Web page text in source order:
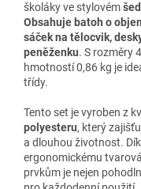
školáky ve stylovém
Obsahuje batoh o
sáček na tělocvik,
peněženku. S rozměry
hmotností 0,86 kg je
třídy.
Tento set je vyroben z
polyesteru, který
a dlouhou životnost.
ergonomickému
prvkům je nejen